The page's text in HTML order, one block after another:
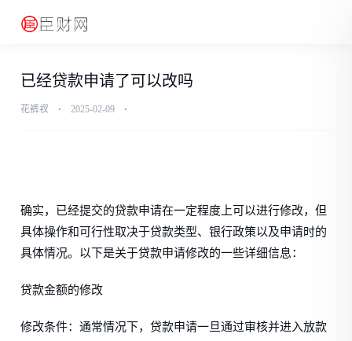
已经贷款申请了可以改吗
花裤衩 ⋅ 2025-02-09 ⋅
确实，已经提交的贷款申请在一定程度上可以进行修改，但
具体操作和可行性取决于贷款类型、银行政策以及申请时的
具体情况。以下是关于贷款申请修改的一些详细信息：
贷款金额的修改
修改条件：通常情况下，贷款申请一旦通过审核并进入放款